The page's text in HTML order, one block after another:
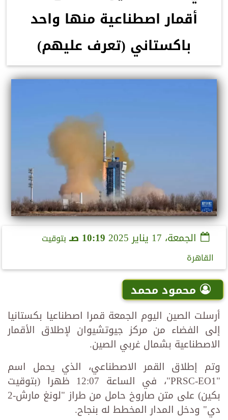
أقمار اصطناعية منها واحد
باكستاني (تعرف عليهم)
الجمعة، 17 يناير 2025 10:19 صـ
بتوقيت
القاهرة
محمود محمد
أرسلت الصين اليوم الجمعة قمرا اصطناعيا بكستانيا
إلى الفضاء من مركز جيوتشيوان لإطلاق الأقمار
الاصطناعية بشمال غربي الصين.
وتم إطلاق القمر الاصطناعي، الذي يحمل اسم
"PRSC-EO1"، في الساعة 12:07 ظهرا (بتوقيت
بكين) على متن صاروخ حامل من طراز "لونغ مارش-2
دي" ودخل المدار المخطط له بنجاح.